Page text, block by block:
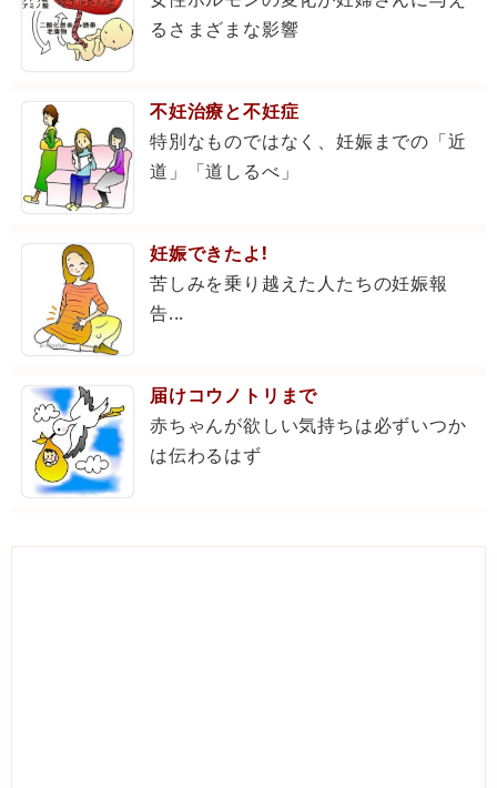
るさまざまな影響
不妊治療と不妊症
特別なものではなく、妊娠までの「近
道」「道しるべ」
妊娠できたよ!
苦しみを乗り越えた人たちの妊娠報
告...
届けコウノトリまで
赤ちゃんが欲しい気持ちは必ずいつか
は伝わるはず